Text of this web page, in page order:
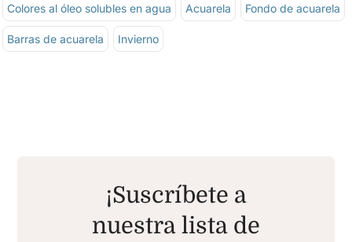
Colores al óleo solubles en agua Acuarela Fondo de acuarela
Barras de acuarela Invierno
¡Suscríbete a
nuestra lista de